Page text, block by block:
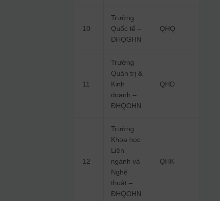
10
Trường
Quốc tế –
ĐHQGHN
QHQ
11
Trường
Quản trị &
Kinh
doanh –
ĐHQGHN
QHD
12
Trường
Khoa học
Liên
ngành và
Nghệ
thuật –
ĐHQGHN
QHK